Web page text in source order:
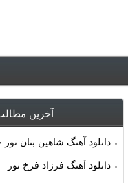
آخرین
دانلود آهنگ شاهین بنان
دانلود آهنگ فرزاد فرخ نور